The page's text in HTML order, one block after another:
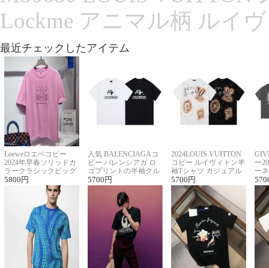
Lockme アニマル柄 ルイ
最近チェックしたアイテム
Loeweロエベコピー
2024年早春ソリッドカ
ラークラシックビッグ
ロゴ刺繍Tシャツ
5800 円
人気 BALENCIAGAコ
ピー バレンシアガ ロ
ゴプリントの半袖クル
ーネックTシャツ
5700 円
2024LOUIS VUITTON
コピー ルイヴィトン半
袖Tシャツ カジュアル
に馴染む 2色展開
5700 円
ー
ー
ー